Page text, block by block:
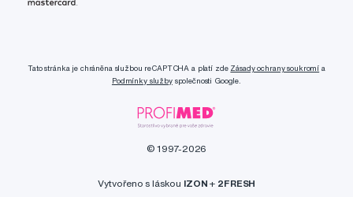
Tato stránka je chráněna službou reCAPTCHA a platí zde Zásady ochrany soukromí a
Podmínky službyspolečnosti Google.
© 1997-2026
Vytvořeno s láskou IZON + 2FRESH